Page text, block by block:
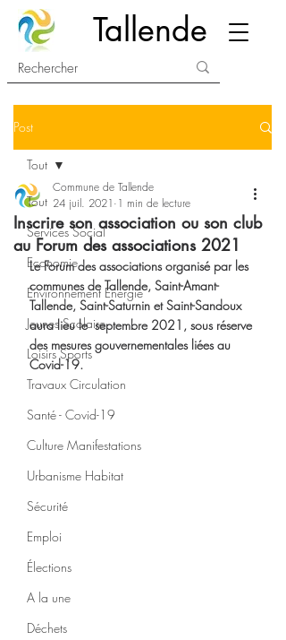
Tallende
Post
Tout
Services Social
Economie
Environnement Energie
Jeunes Scolaire
Loisirs Sports
Travaux Circulation
Santé - Covid-19
Culture Manifestations
Urbanisme Habitat
Sécurité
Emploi
Élections
A la une
Déchets
Tout
Inscrire son association ou son club
au Forum des associations 2021
Commune de Tallende
24 juil. 2021 1 min de lecture
Le Forum des associations organisé par les
communes de Tallende, Saint-Amant-
Tallende, Saint-Saturnin et Saint-Sandoux
aura lieu le  septembre 2021, sous réserve
des mesures gouvernementales liées au
Covid-19.